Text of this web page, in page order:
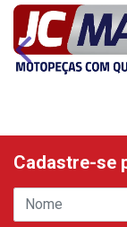
Cadastre-se